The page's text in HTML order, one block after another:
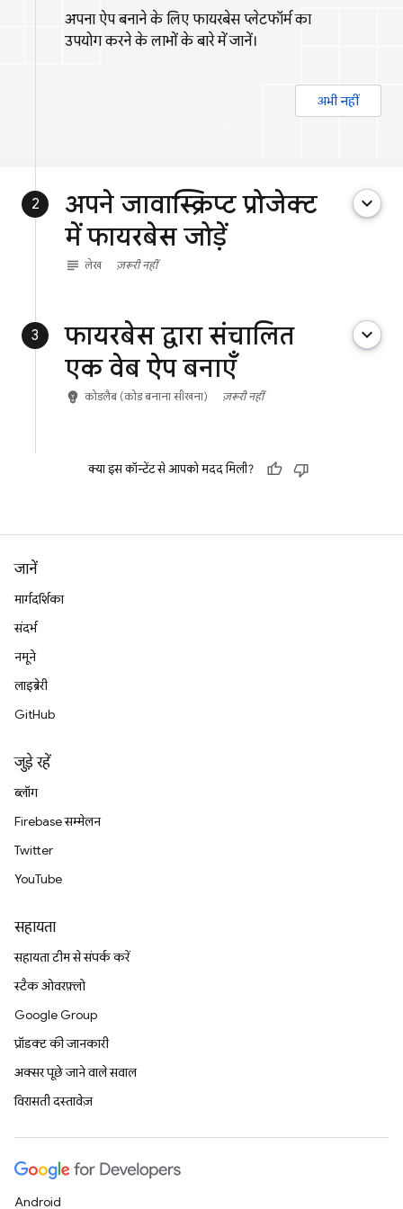
अपना ऐप बनाने के लिए फायरबेस प्लेटफॉर्म का
उपयोग करने के लाभों के बारे में जानें।
अभी नहीं
2
अपने जावास्क्रिप्ट प्रोजेक्ट
में फायरबेस जोड़ें
keyboard_arrow_down
subject लेख ज़रूरी नहीं
3
फायरबेस द्वारा संचालित
एक वेब ऐप बनाएँ
keyboard_arrow_down
emoji_objects कोडलैब (कोड बनाना सीखना) ज़रूरी नहीं
क्या इस कॉन्टेंट से आपको मदद मिली?
जानें
मार्गदर्शिका
संदर्भ
नमूने
लाइब्रेरी
GitHub
जुड़े रहें
ब्लॉग
Firebase सम्मेलन
Twitter
YouTube
सहायता
सहायता टीम से संपर्क करें
स्टैक ओवरफ़्लो
Google Group
प्रॉडक्ट की जानकारी
अक्सर पूछे जाने वाले सवाल
विरासती दस्तावेज़
Android